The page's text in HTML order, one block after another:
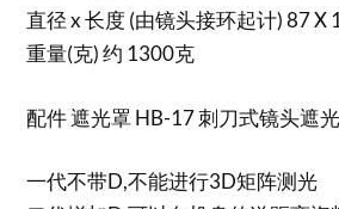
直径 x 长度 (由镜头接环起计) 87 X
重量(克) 约 1300克
配件 遮光罩 HB-17 刺刀式镜头遮
一代不带D,不能进行3D矩阵测光